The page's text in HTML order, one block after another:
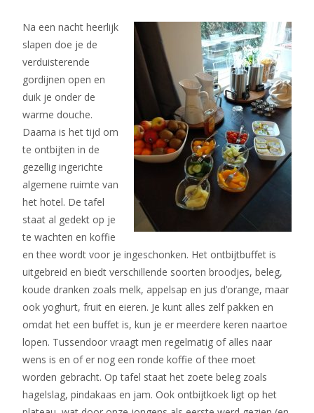
Na een nacht heerlijk
slapen doe je de
verduisterende
gordijnen open en
duik je onder de
warme douche.
Daarna is het tijd om
te ontbijten in de
gezellig ingerichte
algemene ruimte van
het hotel. De tafel
staat al gedekt op je
te wachten en koffie
en thee wordt voor je ingeschonken. Het ontbijtbuffet is
uitgebreid en biedt verschillende soorten broodjes, beleg,
koude dranken zoals melk, appelsap en jus d’orange, maar
ook yoghurt, fruit en eieren. Je kunt alles zelf pakken en
omdat het een buffet is, kun je er meerdere keren naartoe
lopen. Tussendoor vraagt men regelmatig of alles naar
wens is en of er nog een ronde koffie of thee moet
worden gebracht. Op tafel staat het zoete beleg zoals
hagelslag, pindakaas en jam. Ook ontbijtkoek ligt op het